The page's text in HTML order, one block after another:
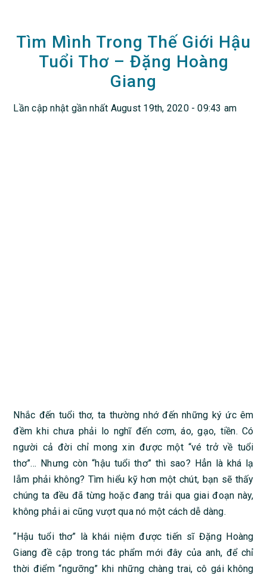
Tìm Mình Trong Thế Giới Hậu
Tuổi Thơ – Đặng Hoàng
Giang
Lần cập nhật gần nhất August 19th, 2020 - 09:43 am
Nhắc đến tuổi thơ, ta thường nhớ đến những ký ức êm
đềm khi chưa phải lo nghĩ đến cơm, áo, gạo, tiền. Có
người cả đời chỉ mong xin được một “vé trở về tuổi
thơ”… Nhưng còn “hậu tuổi thơ” thì sao? Hẳn là khá lạ
lẫm phải không? Tìm hiểu kỹ hơn một chút, bạn sẽ thấy
chúng ta đều đã từng hoặc đang trải qua giai đoạn này,
không phải ai cũng vượt qua nó một cách dễ dàng.
“Hậu tuổi thơ” là khái niệm được tiến sĩ Đặng Hoàng
Giang đề cập trong tác phẩm mới đây của anh, để chỉ
thời điểm “ngưỡng” khi những chàng trai, cô gái không